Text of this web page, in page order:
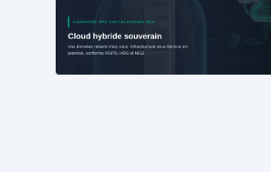
objectif d’assurer la
informations stratégiques dans
secteurs comme la défens ...